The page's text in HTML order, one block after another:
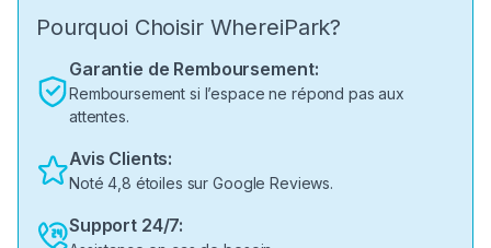
Pourquoi Choisir WhereiPark?
Garantie de Remboursement:
Remboursement si l’espace ne répond pas aux
attentes.
Avis Clients:
Noté 4,8 étoiles sur Google Reviews.
Support 24/7: